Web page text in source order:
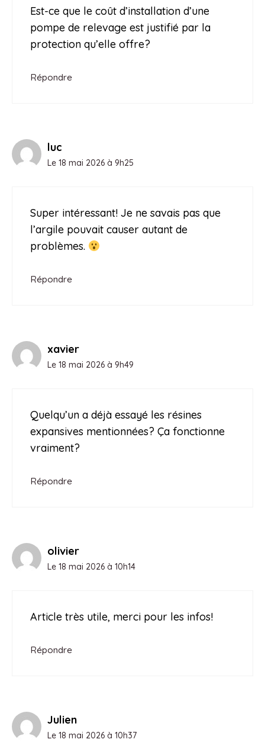
Est-ce que le coût d’installation d’une
pompe de relevage est justifié par la
protection qu’elle offre?
Répondre
luc
Le 18 mai 2026 à 9h25
Super intéressant! Je ne savais pas que
l’argile pouvait causer autant de
problèmes.
Répondre
xavier
Le 18 mai 2026 à 9h49
Quelqu’un a déjà essayé les résines
expansives mentionnées? Ça fonctionne
vraiment?
Répondre
olivier
Le 18 mai 2026 à 10h14
Article très utile, merci pour les infos!
Répondre
Julien
Le 18 mai 2026 à 10h37